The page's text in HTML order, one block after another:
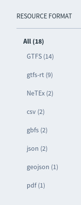
RESOURCE FORMAT
All (18)
GTFS (14)
gtfs-rt (9)
NeTEx (2)
csv (2)
gbfs (2)
json (2)
geojson (1)
pdf (1)